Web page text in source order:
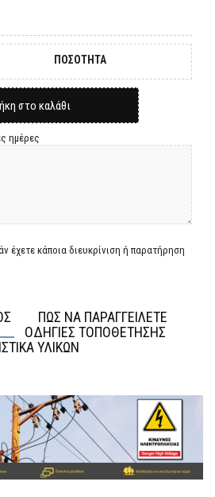
ΠΟΣΟΤΗΤΑ
στο καλάθι
ημέρες
έχετε κάποια διευκρίνιση ή παρατήρηση
ΠΩΣ ΝΑ ΠΑΡΑΓΓΕΙΛΕΤΕ
ΟΔΗΓΙΕΣ ΤΟΠΟΘΕΤΗΣΗΣ
ΥΛΙΚΩΝ